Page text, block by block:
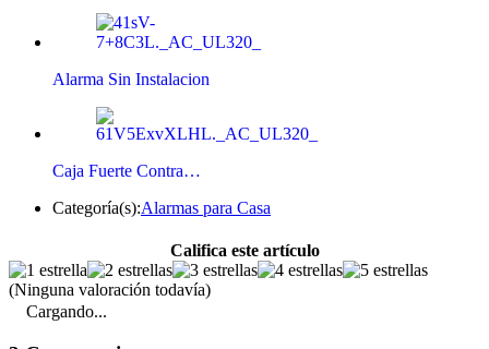
Alarma Sin Instalacion
Caja Fuerte Contra…
Categoría(s):Alarmas para Casa
Califica este artículo
(Ninguna valoración todavía)
Cargando...